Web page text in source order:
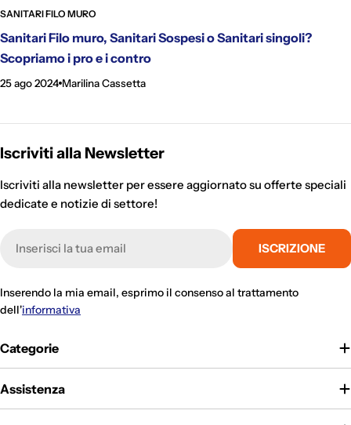
SANITARI FILO MURO
Sanitari Filo muro, Sanitari Sospesi o Sanitari singoli?
Scopriamo i pro e i contro
25 ago 2024 Marilina Cassetta
Categorie
Assistenza
Iscriviti alla Newsletter
Iscriviti alla newsletter per essere aggiornato su offerte speciali
dedicate e notizie di settore!
mail
ISCRIZIONE
Inserendo la mia email, esprimo il consenso al trattamento
dell'informativa